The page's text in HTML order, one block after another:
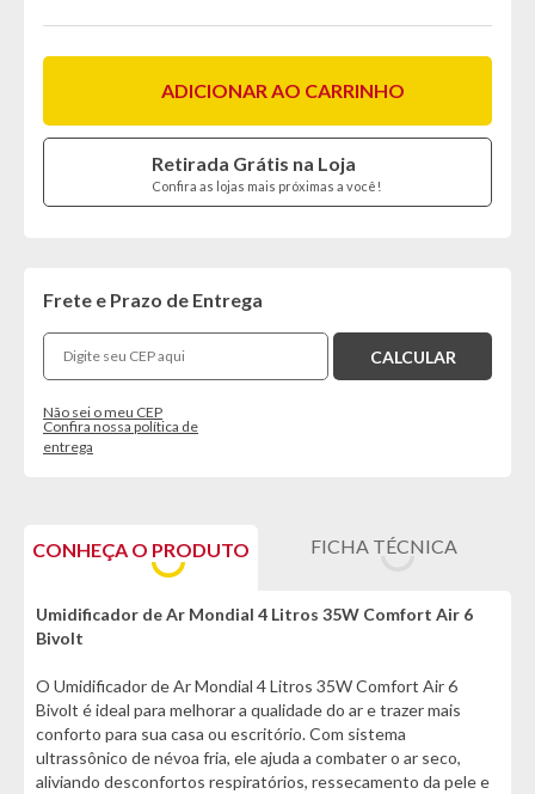
ADICIONAR AO CARRINHO
Retirada Grátis na Loja
Confira as lojas mais próximas a você!
Frete e Prazo de Entrega
Não sei o meu CEP
Confira nossa política de
entrega
CONHEÇA O PRODUTO FICHA TÉCNICA
Umidificador de Ar Mondial 4 Litros 35W Comfort Air 6
Bivolt
O Umidificador de Ar Mondial 4 Litros 35W Comfort Air 6
Bivolt é ideal para melhorar a qualidade do ar e trazer mais
conforto para sua casa ou escritório. Com sistema
ultrassônico de névoa fria, ele ajuda a combater o ar seco,
aliviando desconfortos respiratórios, ressecamento da pele e